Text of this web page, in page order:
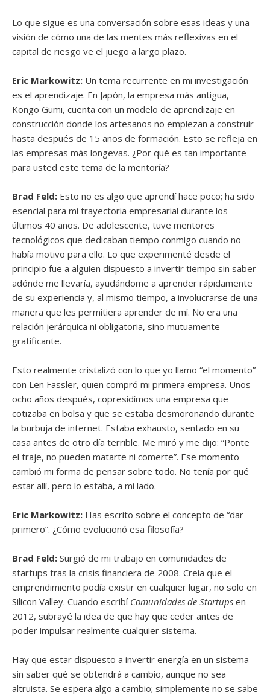
Lo que sigue es una conversación sobre esas ideas y una
visión de cómo una de las mentes más reflexivas en el
capital de riesgo ve el juego a largo plazo.
Eric Markowitz: Un tema recurrente en mi investigación
es el aprendizaje. En Japón, la empresa más antigua,
Kongō Gumi, cuenta con un modelo de aprendizaje en
construcción donde los artesanos no empiezan a construir
hasta después de 15 años de formación. Esto se refleja en
las empresas más longevas. ¿Por qué es tan importante
para usted este tema de la mentoría?
Brad Feld: Esto no es algo que aprendí hace poco; ha sido
esencial para mi trayectoria empresarial durante los
últimos 40 años. De adolescente, tuve mentores
tecnológicos que dedicaban tiempo conmigo cuando no
había motivo para ello. Lo que experimenté desde el
principio fue a alguien dispuesto a invertir tiempo sin saber
adónde me llevaría, ayudándome a aprender rápidamente
de su experiencia y, al mismo tiempo, a involucrarse de una
manera que les permitiera aprender de mí. No era una
relación jerárquica ni obligatoria, sino mutuamente
gratificante.
Esto realmente cristalizó con lo que yo llamo “el momento”
con Len Fassler, quien compró mi primera empresa. Unos
ocho años después, copresidímos una empresa que
cotizaba en bolsa y que se estaba desmoronando durante
la burbuja de internet. Estaba exhausto, sentado en su
casa antes de otro día terrible. Me miró y me dijo: “Ponte
el traje, no pueden matarte ni comerte”. Ese momento
cambió mi forma de pensar sobre todo. No tenía por qué
estar allí, pero lo estaba, a mi lado.
Eric Markowitz: Has escrito sobre el concepto de “dar
primero”. ¿Cómo evolucionó esa filosofía?
Brad Feld: Surgió de mi trabajo en comunidades de
startups tras la crisis financiera de 2008. Creía que el
emprendimiento podía existir en cualquier lugar, no solo en
Silicon Valley. Cuando escribí Comunidades de Startups en
2012, subrayé la idea de que hay que ceder antes de
poder impulsar realmente cualquier sistema.
Hay que estar dispuesto a invertir energía en un sistema
sin saber qué se obtendrá a cambio, aunque no sea
altruista. Se espera algo a cambio; simplemente no se sabe